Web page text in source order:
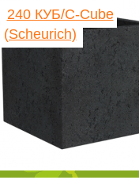
240 КУБ/C-Cube
(Scheurich)